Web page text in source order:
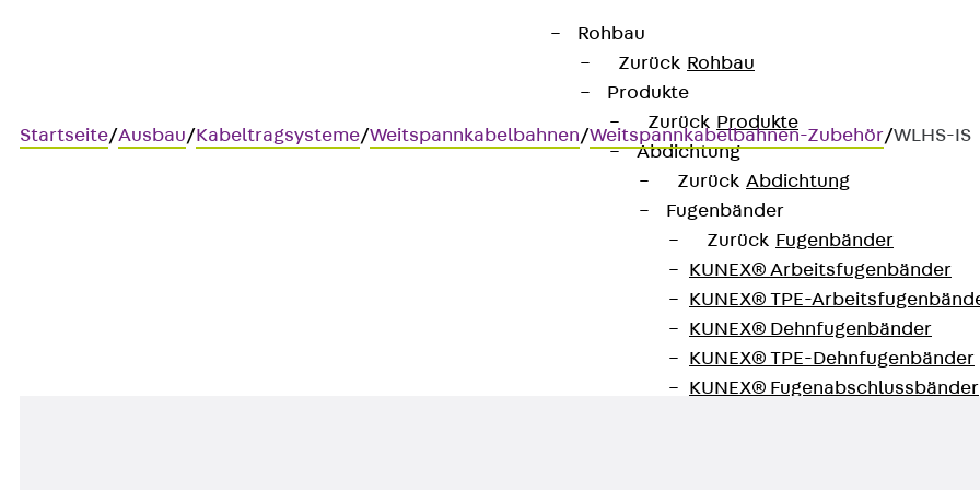
Rohbau
Zurück Rohbau
Produkte
Zurück Produkte
Abdichtung
Zurück Abdichtung
Fugenbänder
Zurück Fugenbänder
KUNEX® Arbeitsfugenbänder
KUNEX® TPE-
KUNEX® Dehnfugenbänder
KUNEX® TPE-Dehnfugenbänder
KUNEX® Fugenabschlussbänder
Startseite/Ausbau/Kabeltragsysteme/Weitspannkabelbahnen/Weitspannkabelbahnen-Zubehör/WLHS-IS